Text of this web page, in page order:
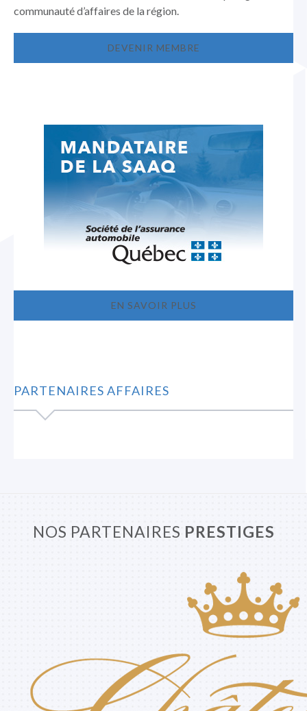
communauté d’affaires de la région.
DEVENIR MEMBRE
EN SAVOIR PLUS
PARTENAIRES AFFAIRES
NOS PARTENAIRES PRESTIGES